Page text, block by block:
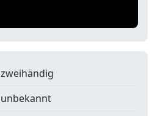
zweihändig
unbekannt